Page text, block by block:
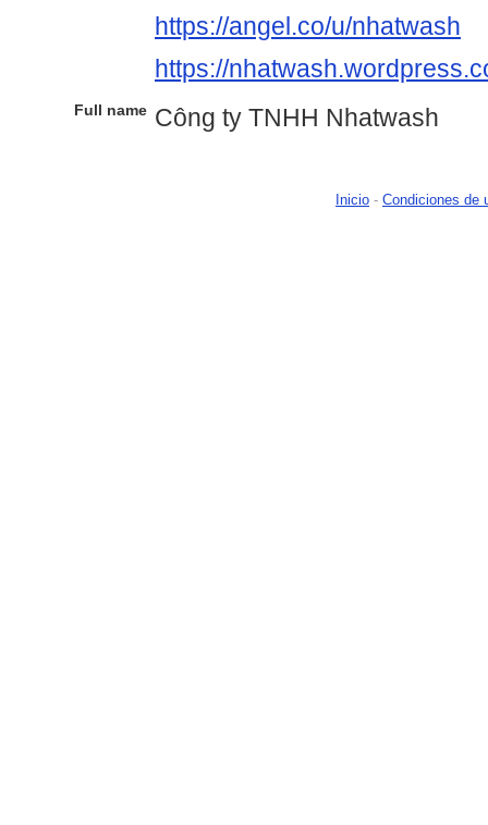
https://angel.co/u/nhatwash
https://
Full name Công ty TNHH Nhatwash
Inicio - Condiciones de